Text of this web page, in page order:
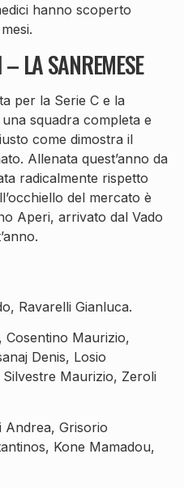
hanno scoperto
LA SANREMESE
per la Serie C e la
squadra completa e
come dimostra il
Allenata quest’anno da
radicalmente rispetto
del mercato è
Aperi, arrivato dal Vado
Ravarelli Gianluca.
Maurizio,
Denis, Losio
Maurizio, Zeroli
Andrea, Grisorio
Kone Mamadou,